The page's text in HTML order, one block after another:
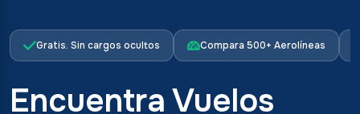
Gratis. Sin cargos ocultos Compara 500+ Aerolíneas
Encuentra Vuelos